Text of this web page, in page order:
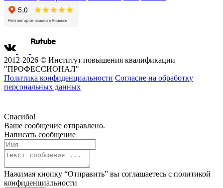
2012-2026 © Институт повышения квалификации
"ПРОФЕССИОНАЛ"
Политика конфиденциальности Согласие на обработку
персональных данных
Спасибо!
Ваше сообщение отправлено.
Написать сообщение
Нажимая кнопку “Отправить” вы соглашаетесь с политикой
конфиденциальности